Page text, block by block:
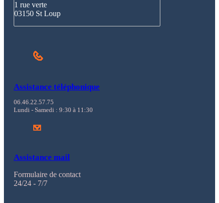
1 rue verte
03150 St Loup
Assistance téléphonique
06.46.22.57.75
Lundi - Samedi : 9:30 à 11:30
Assistance mail
Formulaire de contact
24/24 - 7/7